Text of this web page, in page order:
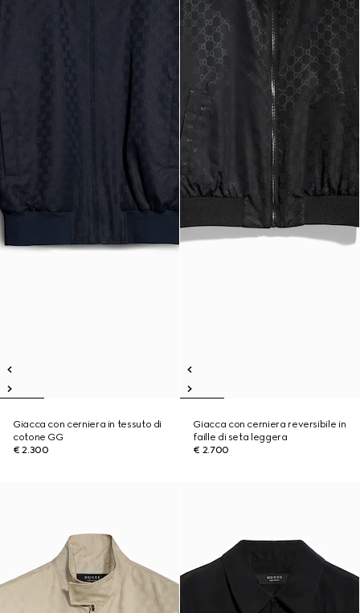
Giacca con cerniera in tessuto di
cotone GG
€ 2.300
Giacca con cerniera reversibile in
faille di seta leggera
€ 2.700